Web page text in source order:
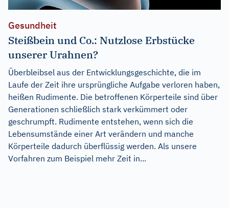
Gesundheit
Steißbein und Co.: Nutzlose Erbstücke
unserer Urahnen?
Überbleibsel aus der Entwicklungsgeschichte, die im
Laufe der Zeit ihre ursprüngliche Aufgabe verloren haben,
heißen Rudimente. Die betroffenen Körperteile sind über
Generationen schließlich stark verkümmert oder
geschrumpft. Rudimente entstehen, wenn sich die
Lebensumstände einer Art verändern und manche
Körperteile dadurch überflüssig werden. Als unsere
Vorfahren zum Beispiel mehr Zeit in...